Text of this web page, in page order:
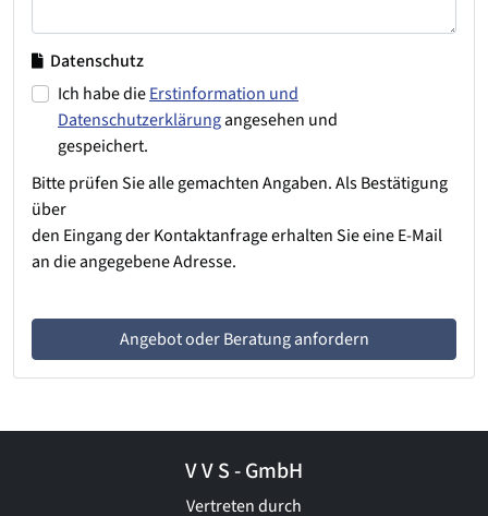
Datenschutz
Ich habe dieErstinformation und
Datenschutzerklärungangesehen und
gespeichert.
Bitte prüfen Sie alle gemachten Angaben. Als Bestätigung
über
den Eingang der Kontaktanfrage erhalten Sie eine E-Mail
an die angegebene Adresse.
Angebot oder Beratung anfordern
V V S - GmbH
Vertreten durch